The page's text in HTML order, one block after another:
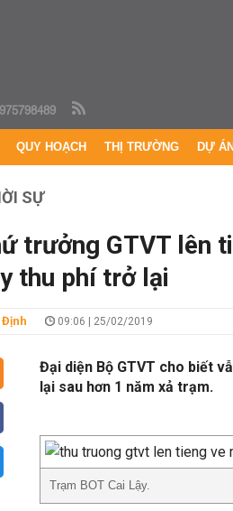
QUY HOẠCH THỊ TRƯỜNG DỰ ÁN
SỰ
trưởng GTVT lên
thu phí trở lại
Định 09:06 | 25/02/2019
Đại diện Bộ GTVT cho biết
lại sau hơn 1 năm xả trạm.
Trạm BOT Cai Lậy.